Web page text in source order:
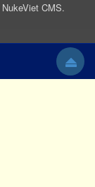
NukeViet CMS.